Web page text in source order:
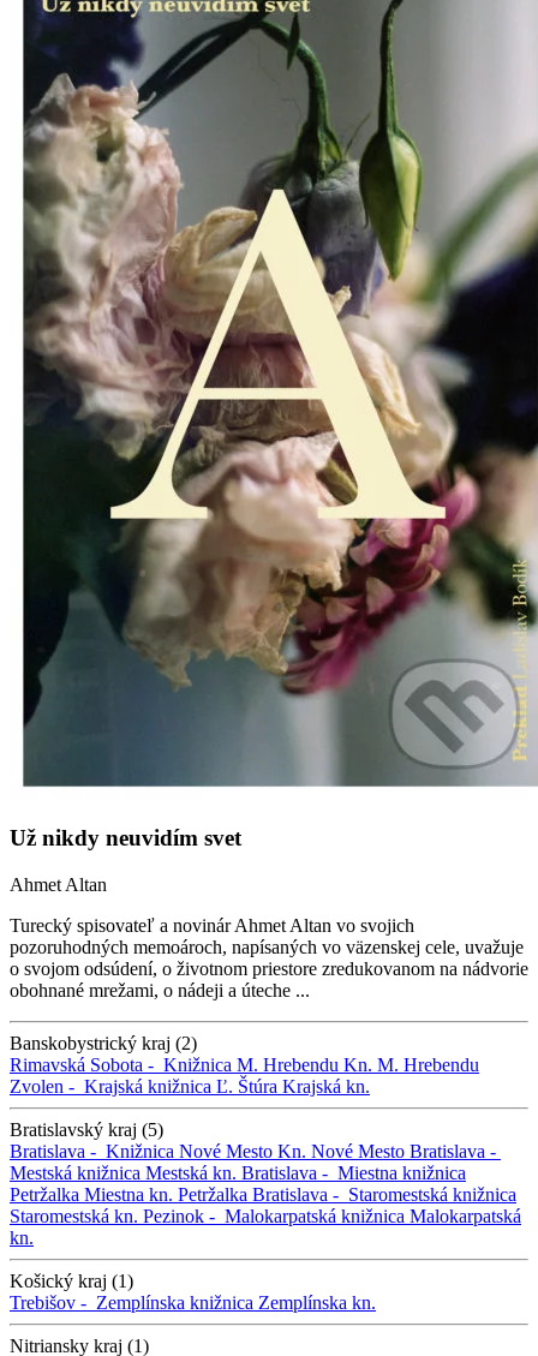
Už nikdy neuvidím svet
Ahmet Altan
Turecký spisovateľ a novinár Ahmet Altan vo svojich
pozoruhodných memoároch, napísaných vo väzenskej cele, uvažuje
o svojom odsúdení, o životnom priestore zredukovanom na nádvorie
obohnané mrežami, o nádeji a úteche ...
Banskobystrický kraj (2)
Rimavská Sobota - Knižnica M. Hrebendu Kn. M. Hrebendu
Zvolen - Krajská knižnica Ľ. Štúra Krajská kn.
Bratislavský kraj (5)
Bratislava - Knižnica Nové Mesto Kn. Nové Mesto Bratislava -
Mestská knižnica Mestská kn. Bratislava - Miestna knižnica
Petržalka Miestna kn. Petržalka Bratislava - Staromestská knižnica
Staromestská kn. Pezinok - Malokarpatská knižnica Malokarpatská
kn.
Košický kraj (1)
Trebišov - Zemplínska knižnica Zemplínska kn.
Nitriansky kraj (1)